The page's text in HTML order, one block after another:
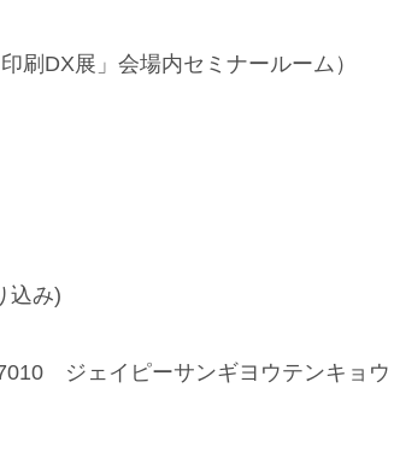
刷DX展」会場内セミナールーム）
込み)
ジェイピーサンギヨウテンキョウ